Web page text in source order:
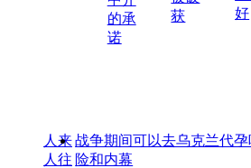
的承
诺
获
好
人来
人往
战争期间可以去乌克兰代
险和内幕